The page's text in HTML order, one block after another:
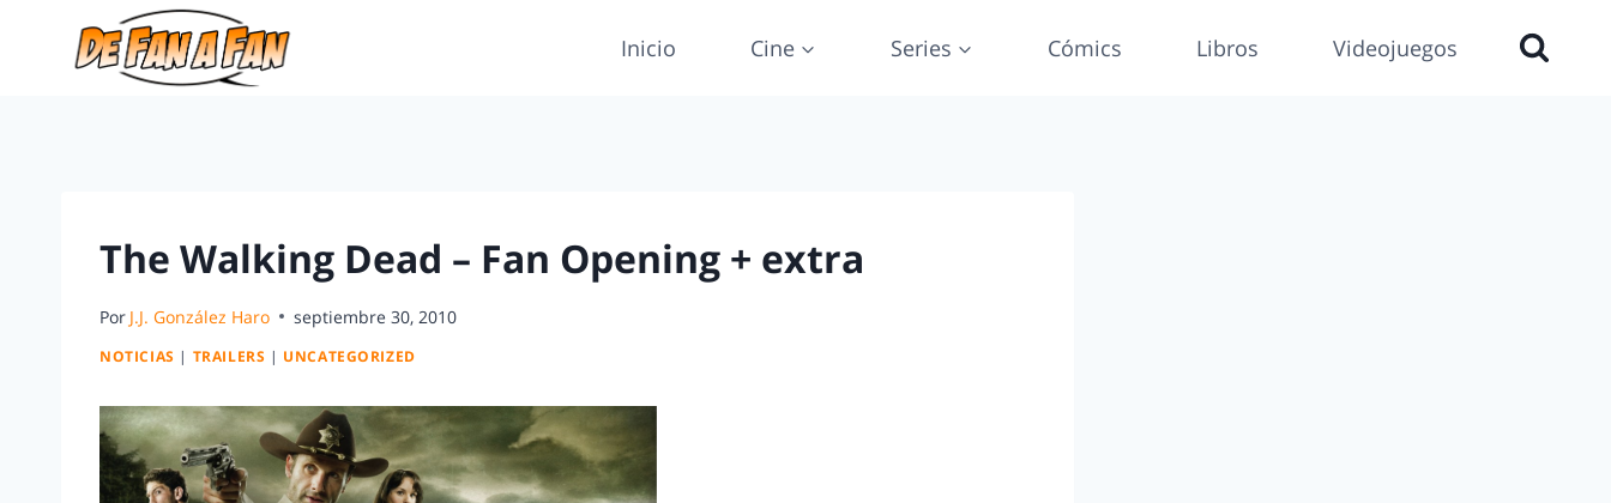
Inicio Cine Series Cómics Libros Videojuegos
The Walking Dead – Fan Opening + extra
Por J.J. González Haro septiembre 30, 2010
NOTICIAS | TRAILERS | UNCATEGORIZED